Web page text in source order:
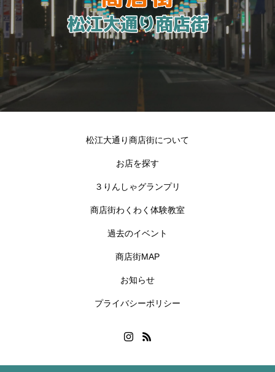
松江大通り商店街について
お店を探す
３りんしゃグランプリ
商店街わくわく体験教室
過去のイベント
商店街MAP
お知らせ
プライバシーポリシー